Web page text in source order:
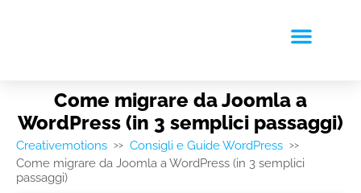
Come migrare da Joomla a
WordPress (in 3 semplici passaggi)
Creativemotions >> Consigli e Guide WordPress >>
Come migrare da Joomla a WordPress (in 3 semplici
passaggi)